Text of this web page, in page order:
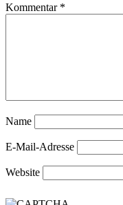
Kommentar *
Name
E-Mail-Adresse
Website